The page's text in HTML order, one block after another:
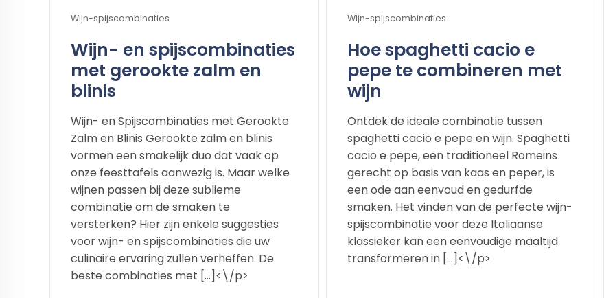
Wijn-spijscombinaties
Wijn- en spijscombinaties
met gerookte zalm en
blinis
Wijn- en Spijscombinaties met Gerookte
Zalm en Blinis Gerookte zalm en blinis
vormen een smakelijk duo dat vaak op
onze feesttafels aanwezig is. Maar welke
wijnen passen bij deze sublieme
combinatie om de smaken te
versterken? Hier zijn enkele suggesties
voor wijn- en spijscombinaties die uw
culinaire ervaring zullen verheffen. De
beste combinaties met […]<\/p>
Wijn-spijscombinaties
Hoe spaghetti cacio e
pepe te combineren met
wijn
Ontdek de ideale combinatie tussen
spaghetti cacio e pepe en wijn. Spaghetti
cacio e pepe, een traditioneel Romeins
gerecht op basis van kaas en peper, is
een ode aan eenvoud en gedurfde
smaken. Het vinden van de perfecte wijn-
spijscombinatie voor deze Italiaanse
klassieker kan een eenvoudige maaltijd
transformeren in […]<\/p>